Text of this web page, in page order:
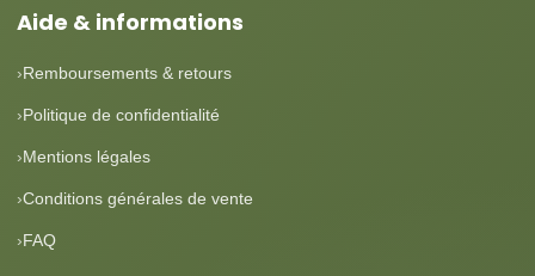
Aide & informations
Remboursements & retours
Politique de confidentialité
Mentions légales
Conditions générales de vente
FAQ